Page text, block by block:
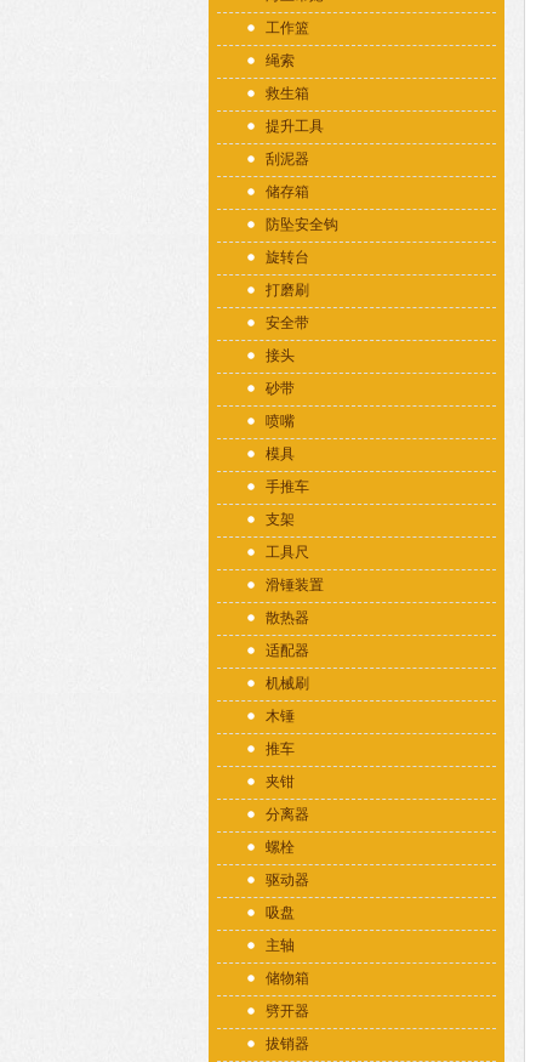
工作篮
绳索
救生箱
提升工具
刮泥器
储存箱
防坠安全钩
旋转台
打磨刷
安全带
接头
砂带
喷嘴
模具
手推车
支架
工具尺
滑锤装置
散热器
适配器
机械刷
木锤
推车
夹钳
分离器
螺栓
驱动器
吸盘
主轴
储物箱
劈开器
拔销器